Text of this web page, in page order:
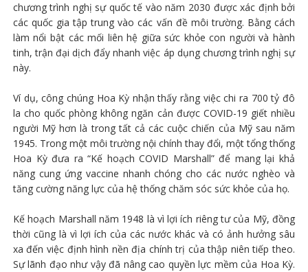
chương trình nghị sự quốc tế vào năm 2030 được xác định bởi
các quốc gia tập trung vào các vấn đề môi trường. Bằng cách
làm nổi bật các mối liên hệ giữa sức khỏe con người và hành
tinh, trận đại dịch đẩy nhanh việc áp dụng chương trình nghị sự
này.
Ví dụ, công chúng Hoa Kỳ nhận thấy rằng việc chi ra 700 tỷ đô
la cho quốc phòng không ngăn cản được COVID-19 giết nhiều
người Mỹ hơn là trong tất cả các cuộc chiến của Mỹ sau năm
1945. Trong một môi trường nội chính thay đổi, một tổng thống
Hoa Kỳ đưa ra “Kế hoạch COVID Marshall” để mang lại khả
năng cung ứng vaccine nhanh chóng cho các nước nghèo và
tăng cường năng lực của hệ thống chăm sóc sức khỏe của họ.
Kế hoạch Marshall năm 1948 là vì lợi ích riêng tư của Mỹ, đồng
thời cũng là vì lợi ích của các nước khác và có ảnh hưởng sâu
xa đến việc định hình nền địa chính trị của thập niên tiếp theo.
Sự lãnh đạo như vậy đã nâng cao quyền lực mềm của Hoa Kỳ.